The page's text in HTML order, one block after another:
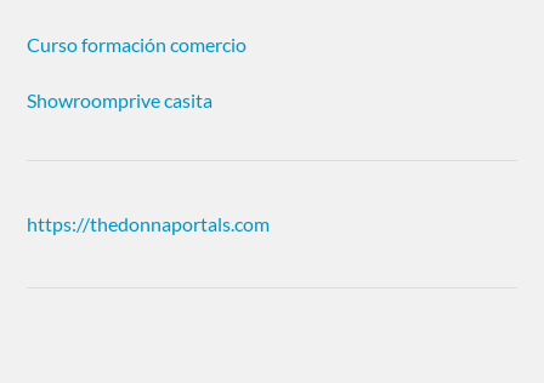
Curso formación comercio
Showroomprive casita
https://thedonnaportals.com